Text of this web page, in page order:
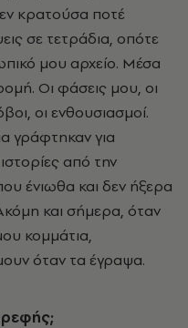
κρατούσα ποτέ
σε τετράδια, οπότε
μου αρχείο. Μέσα
Οι φάσεις μου, οι
οι ενθουσιασμοί.
γράφτηκαν για
από την
ένιωθα και δεν ήξερα
και σήμερα, όταν
κομμάτια,
όταν τα έγραψα.